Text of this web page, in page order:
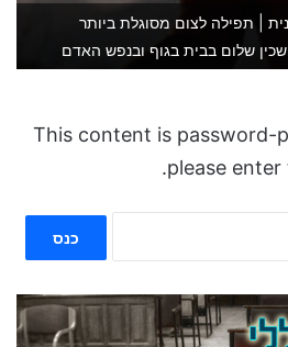
| תפילה לצום מסוגלת ביותר
שלום בבית בגוף ובנפש האדם
This content is password-
please enter